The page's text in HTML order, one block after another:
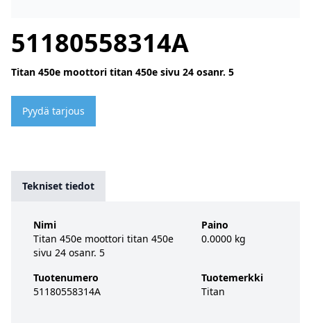
51180558314A
Titan 450e moottori titan 450e sivu 24 osanr. 5
Pyydä tarjous
Tekniset tiedot
Nimi
Titan 450e moottori titan 450e
sivu 24 osanr. 5
Tuotenumero
51180558314A
Paino
0.0000 kg
Tuotemerkki
Titan